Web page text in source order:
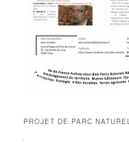
PROJET DE PARC